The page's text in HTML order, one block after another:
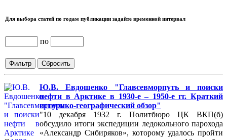
Для выбора статей по годам публикации задайте временной интервал
по
Ю.В. Евдошенко "Главсевморпуть и поиски
нефти в Арктике в 1930-е – 1950-е гг. Краткий
историко-географический обзор"
"10 декабря 1932 г. Политбюро ЦК ВКП(б)
обсудило итоги экспедиции ледокольного парохода
«Александр Сибиряков», которому удалось пройти